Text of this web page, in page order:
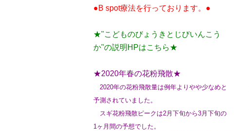
●B spot療法を行っております。●
★"こどものびょうきとじびいんこう
か"の説明HPはこちら★
★2020年春の花粉飛散★
2020年の花粉飛散量は例年よりやや少なめと
予測されていました。
スギ花粉飛散ピークは2月下旬から3月下旬の
1ヶ月間の予想でした。